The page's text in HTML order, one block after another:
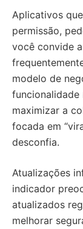
Aplicativos
permissão,
você convide
modelo de
funcionalidade
maximizar a
focada em
desconfia.
Atualizações
indicador
atualizados
melhorar